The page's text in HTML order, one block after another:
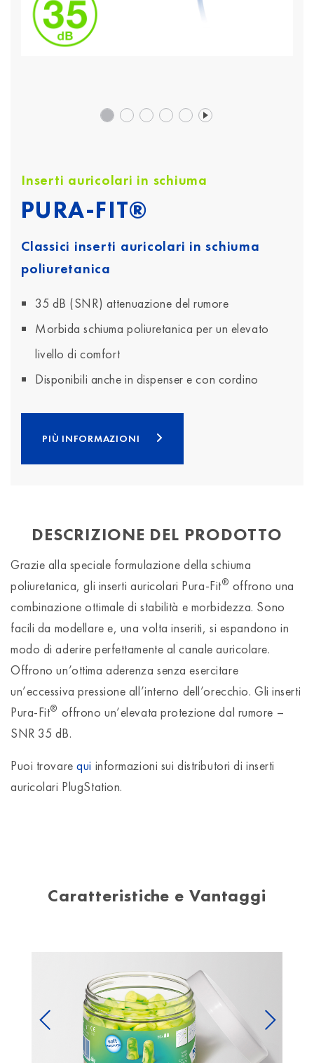
Inserti auricolari in schiuma
PURA-FIT®
Classici inserti auricolari in schiuma
poliuretanica
35 dB (SNR) attenuazione del rumore
Morbida schiuma poliuretanica per un elevato
livello di comfort
Disponibili anche in dispenser e con cordino
PIÙ INFORMAZIONI
DESCRIZIONE DEL PRODOTTO
Grazie alla speciale formulazione della schiuma
poliuretanica, gli inserti auricolari Pura-Fit® offrono una
combinazione ottimale di stabilità e morbidezza. Sono
facili da modellare e, una volta inseriti, si espandono in
modo di aderire perfettamente al canale auricolare.
Offrono un’ottima aderenza senza esercitare
un’eccessiva pressione all’interno dell’orecchio. Gli inserti
Pura-Fit® offrono un’elevata protezione dal rumore –
SNR 35 dB.
Puoi trovarequi informazioni sui distributori di inserti
auricolari PlugStation.
Caratteristiche e Vantaggi
Previous Next